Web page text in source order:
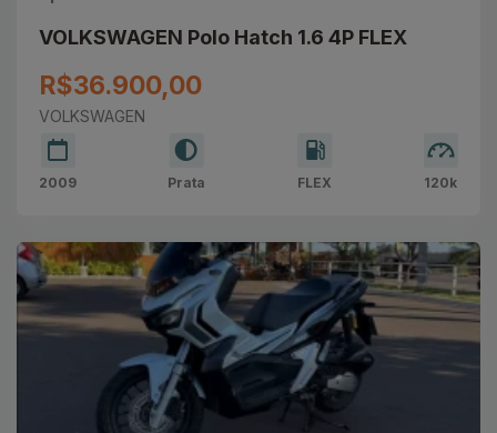
VOLKSWAGEN Polo Hatch 1.6 4P FLEX
R$36.900,00
VOLKSWAGEN
2009 Prata FLEX 120k